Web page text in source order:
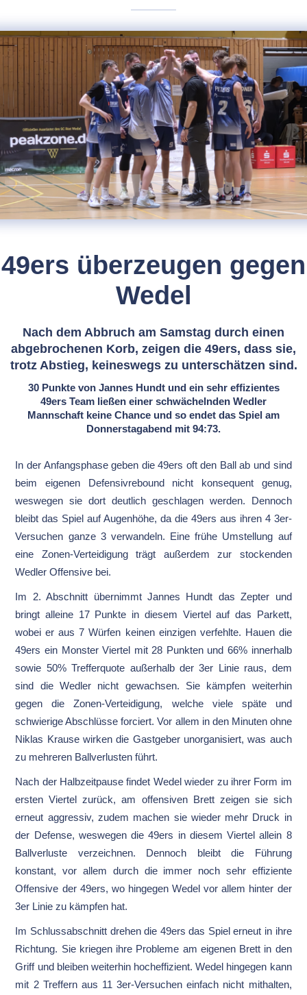
49ers überzeugen gegen
Wedel
Nach dem Abbruch am Samstag durch einen
abgebrochenen Korb, zeigen die 49ers, dass sie,
trotz Abstieg, keineswegs zu unterschätzen sind.
30 Punkte von Jannes Hundt und ein sehr effizientes
49ers Team ließen einer schwächelnden Wedler
Mannschaft keine Chance und so endet das Spiel am
Donnerstagabend mit 94:73.
In der Anfangsphase geben die 49ers oft den Ball ab und sind
beim eigenen Defensivrebound nicht konsequent genug,
weswegen sie dort deutlich geschlagen werden. Dennoch
bleibt das Spiel auf Augenhöhe, da die 49ers aus ihren 4 3er-
Versuchen ganze 3 verwandeln. Eine frühe Umstellung auf
eine Zonen-Verteidigung trägt außerdem zur stockenden
Wedler Offensive bei.
Im 2. Abschnitt übernimmt Jannes Hundt das Zepter und
bringt alleine 17 Punkte in diesem Viertel auf das Parkett,
wobei er aus 7 Würfen keinen einzigen verfehlte. Hauen die
49ers ein Monster Viertel mit 28 Punkten und 66% innerhalb
sowie 50% Trefferquote außerhalb der 3er Linie raus, dem
sind die Wedler nicht gewachsen. Sie kämpfen weiterhin
gegen die Zonen-Verteidigung, welche viele späte und
schwierige Abschlüsse forciert. Vor allem in den Minuten ohne
Niklas Krause wirken die Gastgeber unorganisiert, was auch
zu mehreren Ballverlusten führt.
Nach der Halbzeitpause findet Wedel wieder zu ihrer Form im
ersten Viertel zurück, am offensiven Brett zeigen sie sich
erneut aggressiv, zudem machen sie wieder mehr Druck in
der Defense, weswegen die 49ers in diesem Viertel allein 8
Ballverluste verzeichnen. Dennoch bleibt die Führung
konstant, vor allem durch die immer noch sehr effiziente
Offensive der 49ers, wo hingegen Wedel vor allem hinter der
3er Linie zu kämpfen hat.
Im Schlussabschnitt drehen die 49ers das Spiel erneut in ihre
Richtung. Sie kriegen ihre Probleme am eigenen Brett in den
Griff und bleiben weiterhin hocheffizient. Wedel hingegen kann
mit 2 Treffern aus 11 3er-Versuchen einfach nicht mithalten,